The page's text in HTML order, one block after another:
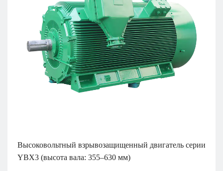
Высоковольтный взрывозащищенный двигатель серии
YBX3 (высота вала: 355–630 мм)